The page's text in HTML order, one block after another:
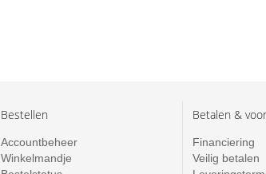
Bestellen
Accountbeheer
Winkelmandje
Betalen &
Financiering
Veilig betalen